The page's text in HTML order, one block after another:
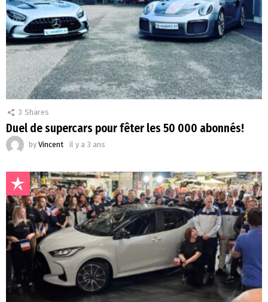
3 Shares
Duel de supercars pour fêter les 50 000 abonnés!
by Vincent il y a 3 ans